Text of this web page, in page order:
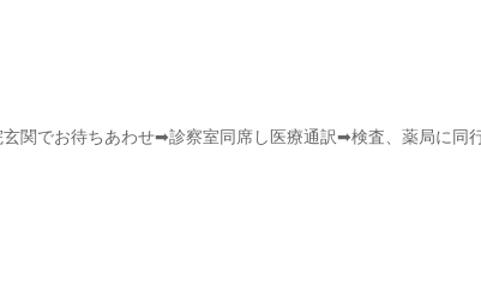
関でお待ちあわせ➡診察室同席し医療通訳➡検査、薬局に同